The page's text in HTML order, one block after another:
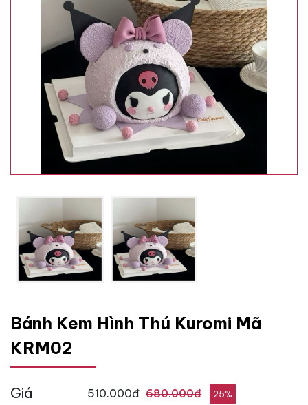
Bánh Kem Hình Thú Kuromi Mã
KRM02
Giá 510.000đ 680.000đ 25%